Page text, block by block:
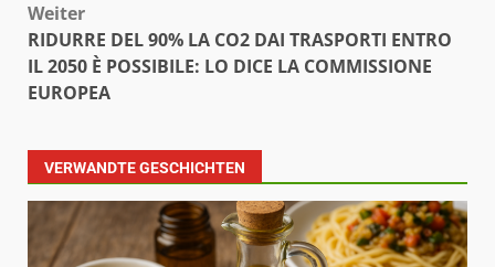
Weiter
RIDURRE DEL 90% LA CO2 DAI TRASPORTI ENTRO
IL 2050 È POSSIBILE: LO DICE LA COMMISSIONE
EUROPEA
VERWANDTE GESCHICHTEN